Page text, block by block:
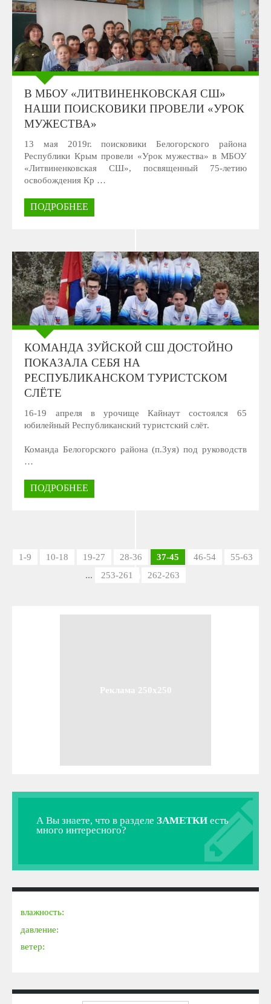
В МБОУ «ЛИТВИНЕНКОВСКАЯ СШ»
НАШИ ПОИСКОВИКИ ПРОВЕЛИ «УРОК
МУЖЕСТВА»
13 мая 2019г. поисковики Белогорского района
Республики Крым провели «Урок мужества» в МБОУ
«Литвиненковская СШ», посвященный 75-летию
освобождения Кр …
ПОДРОБНЕЕ
КОМАНДА ЗУЙСКОЙ СШ ДОСТОЙНО
ПОКАЗАЛА СЕБЯ НА
РЕСПУБЛИКАНСКОМ ТУРИСТСКОМ
СЛЁТЕ
16-19 апреля в урочище Кайнаут состоялся 65
юбилейный Республиканский туристский слёт.
Команда Белогорского района (п.Зуя) под руководств
…
ПОДРОБНЕЕ
1-9 10-18 19-27 28-36 37-45 46-54 55-63
... 253-261 262-263
Реклама 250x250
А Вы знаете, что в разделе ЗАМЕТКИ есть
много интересного?
влажность:
давление:
ветер: